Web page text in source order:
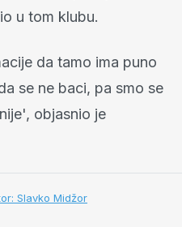
u tom klubu.
da tamo ima puno
se ne baci, pa smo se
objasnio je
Slavko Midžor